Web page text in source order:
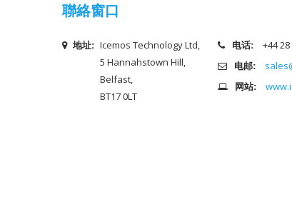
聯絡窗口
地址: Icemos Technology Ltd,
5 Hannahstown Hill,
Belfast,
BT17 0LT
电话:
+44
电邮:
网站: